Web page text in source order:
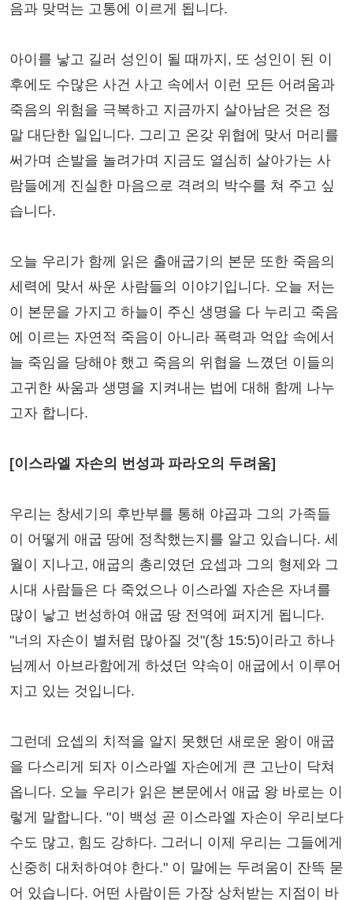
음과 맞먹는 고통에 이르게 됩니다.
아이를 낳고 길러 성인이 될 때까지, 또 성인이 된 이
후에도 수많은 사건 사고 속에서 이런 모든 어려움과
죽음의 위험을 극복하고 지금까지 살아남은 것은 정
말 대단한 일입니다. 그리고 온갖 위협에 맞서 머리를
써가며 손발을 놀려가며 지금도 열심히 살아가는 사
람들에게 진실한 마음으로 격려의 박수를 쳐 주고 싶
습니다.
오늘 우리가 함께 읽은 출애굽기의 본문 또한 죽음의
세력에 맞서 싸운 사람들의 이야기입니다. 오늘 저는
이 본문을 가지고 하늘이 주신 생명을 다 누리고 죽음
에 이르는 자연적 죽음이 아니라 폭력과 억압 속에서
늘 죽임을 당해야 했고 죽음의 위협을 느꼈던 이들의
고귀한 싸움과 생명을 지켜내는 법에 대해 함께 나누
고자 합니다.
[이스라엘 자손의 번성과 파라오의 두려움]
우리는 창세기의 후반부를 통해 야곱과 그의 가족들
이 어떻게 애굽 땅에 정착했는지를 알고 있습니다. 세
월이 지나고, 애굽의 총리였던 요셉과 그의 형제와 그
시대 사람들은 다 죽었으나 이스라엘 자손은 자녀를
많이 낳고 번성하여 애굽 땅 전역에 퍼지게 됩니다.
"너의 자손이 별처럼 많아질 것"(창 15:5)이라고 하나
님께서 아브라함에게 하셨던 약속이 애굽에서 이루어
지고 있는 것입니다.
그런데 요셉의 치적을 알지 못했던 새로운 왕이 애굽
을 다스리게 되자 이스라엘 자손에게 큰 고난이 닥쳐
옵니다. 오늘 우리가 읽은 본문에서 애굽 왕 바로는 이
렇게 말합니다. "이 백성 곧 이스라엘 자손이 우리보다
수도 많고, 힘도 강하다. 그러니 이제 우리는 그들에게
신중히 대처하여야 한다." 이 말에는 두려움이 잔뜩 묻
어 있습니다. 어떤 사람이든 가장 상처받는 지점이 바